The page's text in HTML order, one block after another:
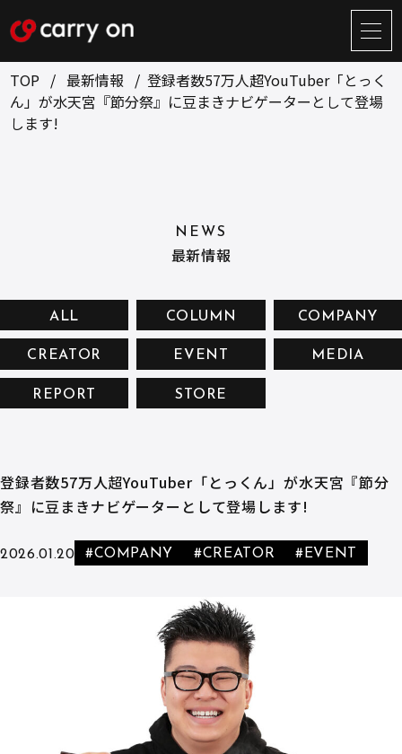
サ
イ
ト
メ
ニ
BUSINESS
お問い合せ
プライバシーポリシー
TOP 最新情報
登録者数57万人超YouTuber「とっく
ん」が水天宮『節分祭』に豆まきナビゲーターとして登場
します!
NEWS
最新情報
ALL COLUMN COMPANY
CREATOR EVENT MEDIA
REPORT STORE
登録者数57万人超YouTuber「とっくん」が水天宮『節分
祭』に豆まきナビゲーターとして登場します!
2026.01.20 #COMPANY #CREATOR #EVENT